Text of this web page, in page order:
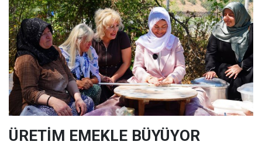
ÜRETİM EMEKLE BÜYÜYOR